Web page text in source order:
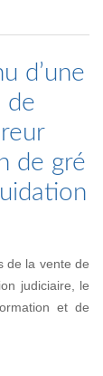
d’une
de
de gré
de la vente de
judiciaire, le
et de